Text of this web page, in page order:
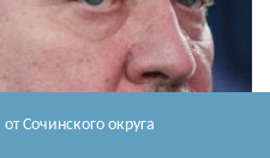
от Сочинского округа